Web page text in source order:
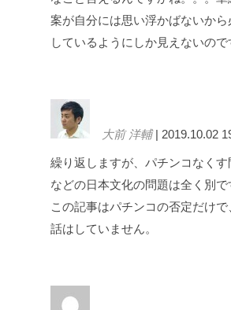
案が自分には思い浮かばないから
しているようにしか見えないので
大前 洋輔| 2019.10.02
繰り返しますが、パチンコなくす
などの日本文化の問題は全く別で
この記事はパチンコの否定だけ
話はしていません。